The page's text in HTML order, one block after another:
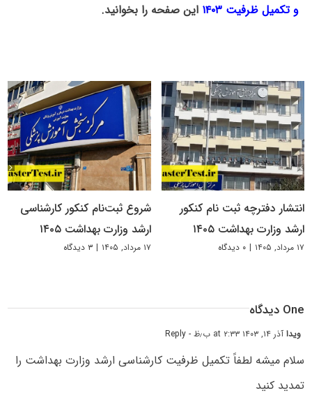
و تکمیل ظرفیت ۱۴۰۳
این صفحه را بخوانید.
انتشار دفترچه ثبت نام کنکور
ارشد وزارت بهداشت ۱۴۰۵
۱۷ مرداد, ۱۴۰۵ | ۰ دیدگاه
شروع ثبت‌نام کنکور کارشناسی
ارشد وزارت بهداشت ۱۴۰۵
۱۷ مرداد, ۱۴۰۵ | ۳ دیدگاه
One دیدگاه
ویداآذر ۱۴, ۱۴۰۳ at ۲:۳۳ ب٫ظ - Reply
سلام میشه لطفاً تکمیل ظرفیت کارشناسی ارشد وزارت بهداشت را
تمدید کنید